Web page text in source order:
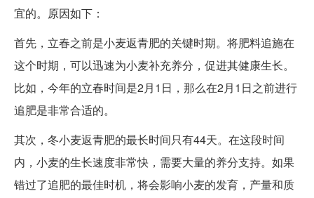
宜的。原因如下：
首先，立春之前是小麦返青肥的关键时期。将肥料追施在
这个时期，可以迅速为小麦补充养分，促进其健康生长。
比如，今年的立春时间是2月1日，那么在2月1日之前进行
追肥是非常合适的。
其次，冬小麦返青肥的最长时间只有44天。在这段时间
内，小麦的生长速度非常快，需要大量的养分支持。如果
错过了追肥的最佳时机，将会影响小麦的发育，产量和质